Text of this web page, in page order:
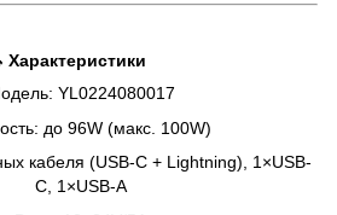
Характеристики
YL0224080017
до 96W (макс. 100W)
кабеля (USB-C + Lightning), 1×USB-
C, 1×USB-A